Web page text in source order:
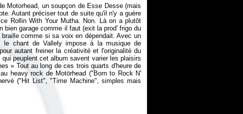
Motorhead, un soupçon de Esse Desse (mais
Autant préciser tout de suite qu'il n'y a guère
Rollin With Your Mutha. Non. Là on a plutôt
bien garage comme il faut (exit la prod' frigo du
comme si sa voix en dépendait. Avec un
le chant de Vallely impose à la musique de
autant freiner la créativité et l'originalité du
peuplent cet album savent varier les plaisirs
» Tout au long de ces trois quarts d'heure de
heavy rock de Motörhead ("Born to Rock N'
("Hit List", "Time Machine", simples mais